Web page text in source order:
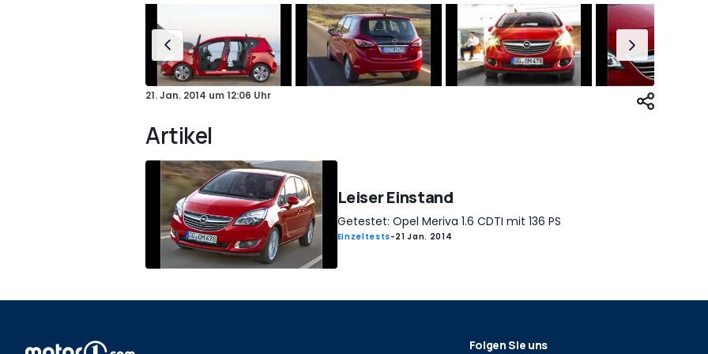
21. Jan. 2014 um12:06 Uhr
Artikel
Leiser Einstand
Getestet: Opel Meriva 1.6 CDTI mit 136 PS
Einzeltests-21 Jan. 2014
Folgen Sie uns